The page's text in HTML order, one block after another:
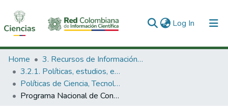
Log In (current)
Communities & Collections
All of DSpace
Statistics
Home
3. Recursos de Información Científica y Tecnológica
3.2.1. Políticas, estudios, evaluaciones e indicadores de CTeI
Políticas de Ciencia, Tecnología e Innovación
Programa Nacional de Consolidación de los Centros de Desarrollo Tecnológico y los Centros de Productividad: fase II política pública y programa de apoyo 017